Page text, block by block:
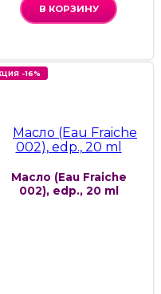
В КОРЗИНУ
-16%
Масло (Eau Fraiche
002), edp., 20 ml